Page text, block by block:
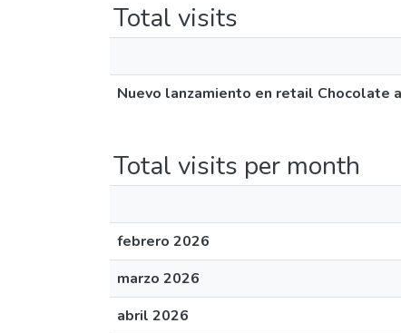
Total visits
Nuevo lanzamiento en retail Chocolate
Total visits per month
febrero 2026
marzo 2026
abril 2026